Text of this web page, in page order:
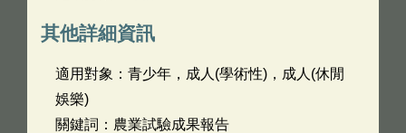
其他詳細資訊
適用對象：青少年，成人(學術性)，成人(休閒
娛樂)
關鍵詞：農業試驗成果報告